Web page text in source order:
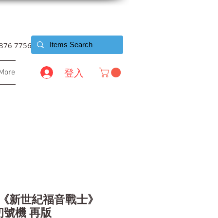
7756
登入
新世紀福音戰士》
號機 再版